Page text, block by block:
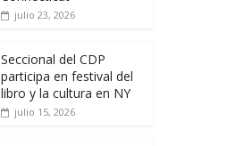
julio 23, 2026
Seccional del CDP
participa en festival del
libro y la cultura en NY
julio 15, 2026